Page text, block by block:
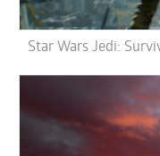
Star Wars Jedi: